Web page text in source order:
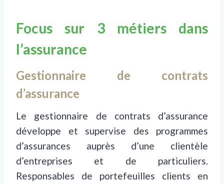
Focus sur 3 métiers dans
l’assurance
Gestionnaire de contrats
d’assurance
Le gestionnaire de contrats d’assurance
développe et supervise des programmes
d’assurances auprès d’une clientèle
d’entreprises et de particuliers.
Responsables de portefeuilles clients en